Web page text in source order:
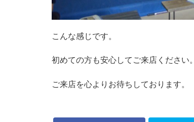
こんな感じです。
初めての方も安心してご来店ください。
ご来店を心よりお待ちしております。